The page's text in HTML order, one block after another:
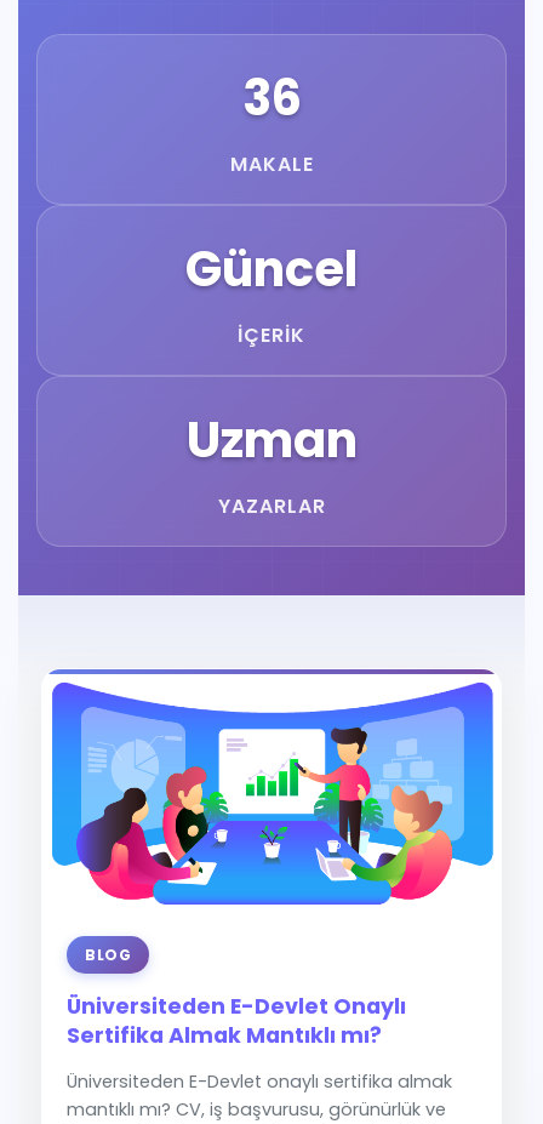
36
MAKALE
Güncel
İÇERIK
Uzman
YAZARLAR
BLOG
Üniversiteden E-Devlet Onaylı
Sertifika Almak Mantıklı mı?
Üniversiteden E-Devlet onaylı sertifika almak
mantıklı mı? CV, iş başvurusu, görünürlük ve